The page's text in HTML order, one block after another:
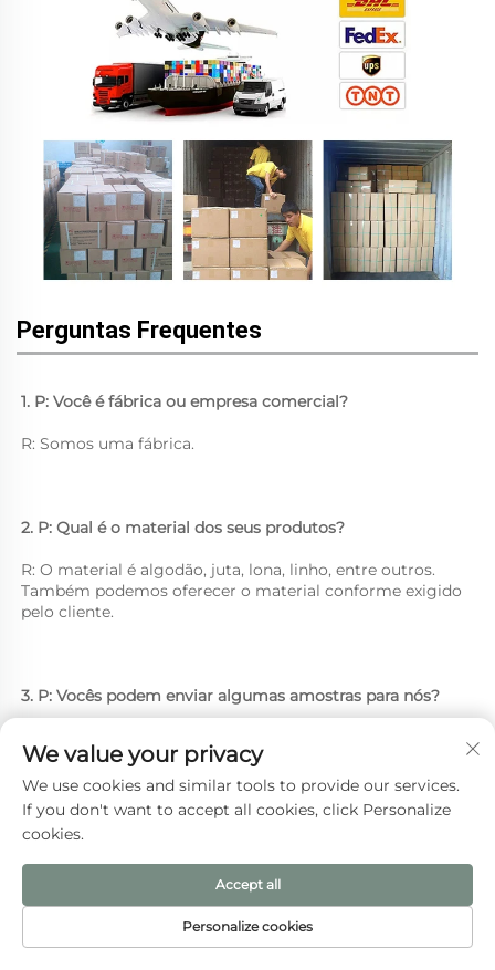
Perguntas Frequentes
1. P: Você é fábrica ou empresa comercial?
R: Somos uma fábrica.
2. P: Qual é o material dos seus produtos?
R: O material é algodão, juta, lona, linho, entre outros.
Também podemos oferecer o material conforme exigido
pelo cliente.
3. P: Vocês podem enviar algumas amostras para nós?
4. P: E quanto ao tamanho ou à impressão do logotipo?
R: Nossos tamanhos são de acordo com sua exigência.
5. P: Qual é o seu MOQ?
We value your privacy
We use cookies and similar tools to provide our services.
If you don't want to accept all cookies, click Personalize
cookies.
Personalize cookies
Accept all